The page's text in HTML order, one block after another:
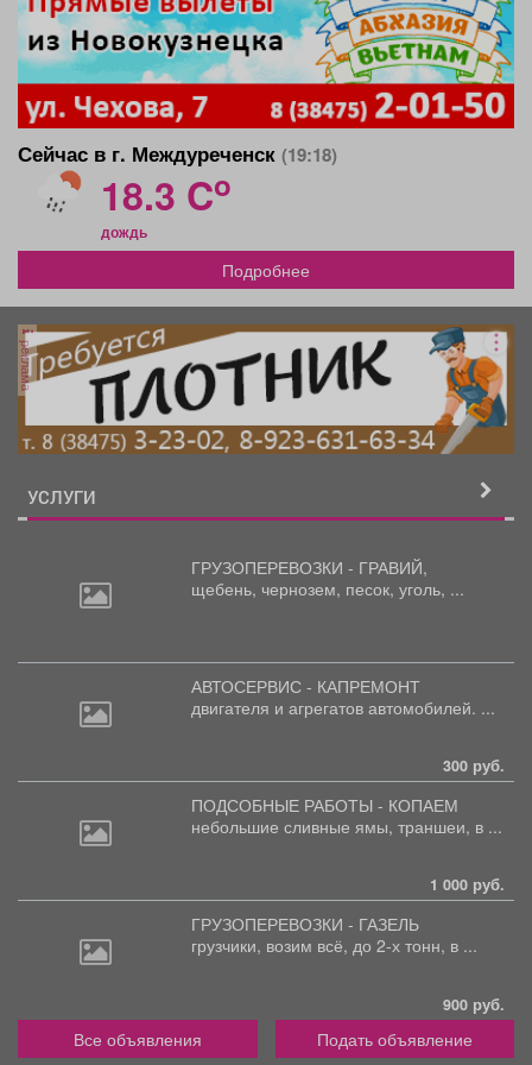
Сейчас в г. Междуреченск (19:18)
18.3 Co
дождь
Подробнее
реклама
УСЛУГИ
ГРУЗОПЕРЕВОЗКИ - ГРАВИЙ,
щебень, чернозем, песок, уголь, ...
АВТОСЕРВИС - КАПРЕМОНТ
двигателя и агрегатов автомобилей. ...
300 руб.
ПОДСОБНЫЕ РАБОТЫ - КОПАЕМ
небольшие сливные ямы, траншеи, в ...
1 000 руб.
ГРУЗОПЕРЕВОЗКИ - ГАЗЕЛЬ
грузчики, возим всё, до 2-х тонн, в ...
900 руб.
Все объявления Подать объявление